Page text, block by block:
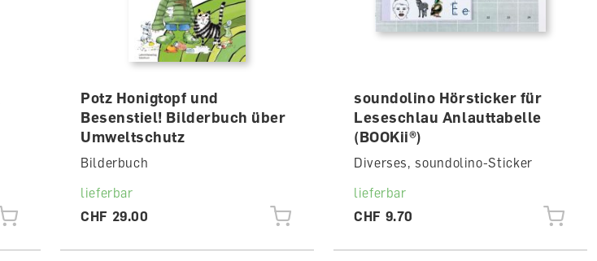
Potz Honigtopf und
Besenstiel! Bilderbuch über
Umweltschutz
Bilderbuch
lieferbar
CHF 29.00
soundolino Hörsticker für
Leseschlau Anlauttabelle
(BOOKii®)
Diverses, soundolino-Sticker
lieferbar
CHF 9.70